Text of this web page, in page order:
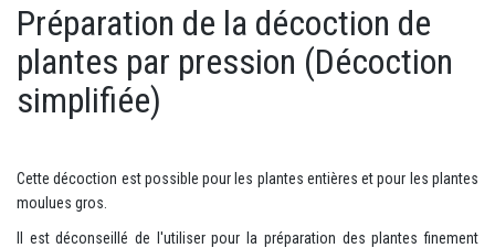
Préparation de la décoction de
plantes par pression (Décoction
simplifiée)
Cette décoction est possible pour les plantes entières et pour les plantes
moulues gros.
Il est déconseillé de l'utiliser pour la préparation des plantes finement